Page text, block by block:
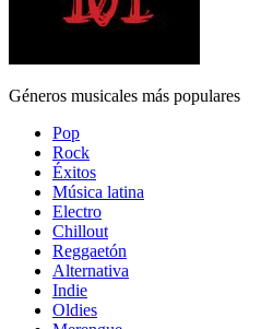
Géneros musicales más populares
Pop
Rock
Éxitos
Música latina
Electro
Chillout
Reggaetón
Alternativa
Indie
Oldies